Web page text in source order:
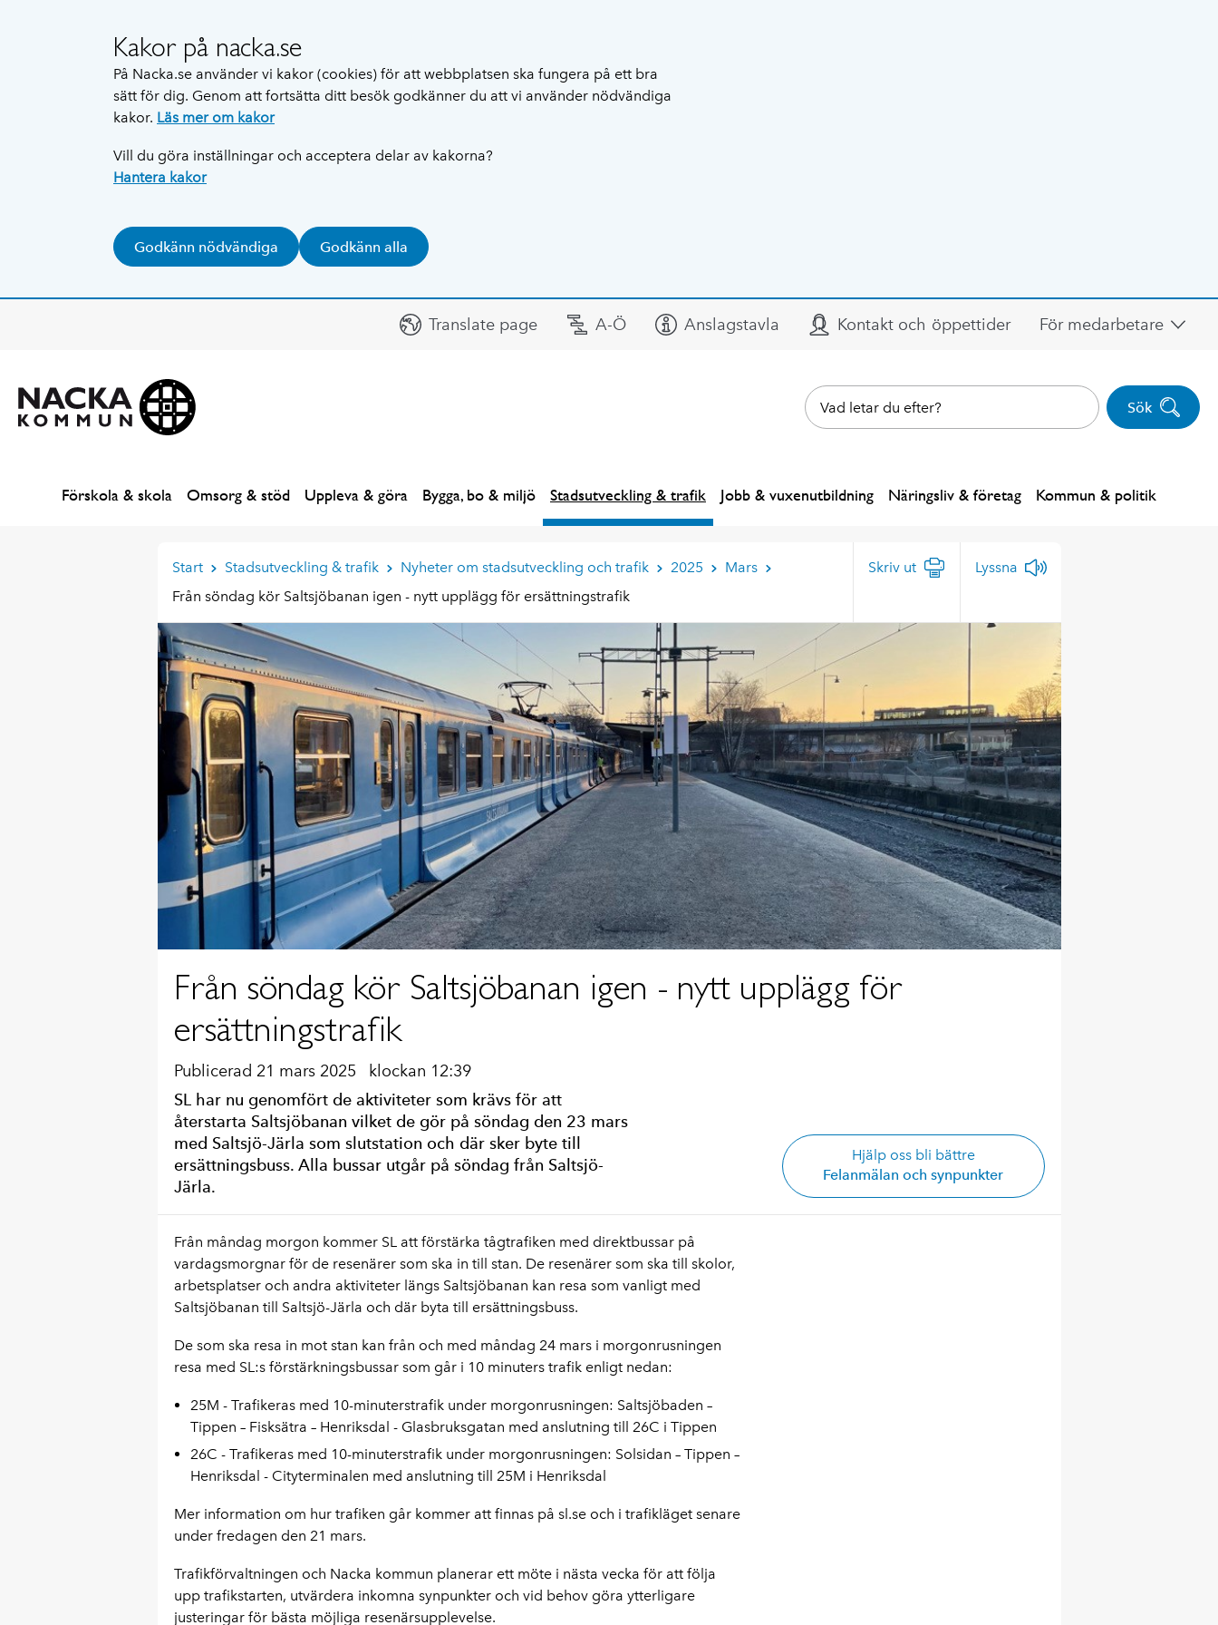
Kakor på nacka.se
På Nacka.se använder vi kakor (cookies) för att webbplatsen ska fungera på ett bra
sätt för dig. Genom att fortsätta ditt besök godkänner du att vi använder nödvändiga
kakor. Läs mer om kakor
Vill du göra inställningar och acceptera delar av kakorna?
Hantera kakor
Godkänn nödvändiga Godkänn alla
Translate page A-Ö Anslagstavla Kontakt och öppettider För medarbetare
Sök
Förskola & skola Omsorg & stöd Uppleva & göra Bygga, bo & miljö Stadsutveckling & trafik Jobb & vuxenutbildning Näringsliv & företag Kommun & politik
Start Stadsutveckling & trafik Nyheter om stadsutveckling och trafik 2025
Mars
Från söndag kör Saltsjöbanan igen - nytt upplägg för ersättningstrafik
Skriv ut Lyssna
Från söndag kör Saltsjöbanan igen - nytt upplägg för
ersättningstrafik
Publicerad 21 mars 2025 klockan 12:39
SL har nu genomfört de aktiviteter som krävs för att
återstarta Saltsjöbanan vilket de gör på söndag den 23 mars
med Saltsjö-Järla som slutstation och där sker byte till
ersättningsbuss. Alla bussar utgår på söndag från Saltsjö-
Järla.
Hjälp oss bli bättre
Felanmälan och synpunkter
Från måndag morgon kommer SL att förstärka tågtrafiken med direktbussar på
vardagsmorgnar för de resenärer som ska in till stan. De resenärer som ska till skolor,
arbetsplatser och andra aktiviteter längs Saltsjöbanan kan resa som vanligt med
Saltsjöbanan till Saltsjö-Järla och där byta till ersättningsbuss.
De som ska resa in mot stan kan från och med måndag 24 mars i morgonrusningen
resa med SL:s förstärkningsbussar som går i 10 minuters trafik enligt nedan:
25M - Trafikeras med 10-minuterstrafik under morgonrusningen: Saltsjöbaden –
Tippen – Fisksätra – Henriksdal - Glasbruksgatan med anslutning till 26C i Tippen
26C - Trafikeras med 10-minuterstrafik under morgonrusningen: Solsidan – Tippen –
Henriksdal - Cityterminalen med anslutning till 25M i Henriksdal
Mer information om hur trafiken går kommer att finnas på sl.se och i trafikläget senare
under fredagen den 21 mars.
Trafikförvaltningen och Nacka kommun planerar ett möte i nästa vecka för att följa
upp trafikstarten, utvärdera inkomna synpunkter och vid behov göra ytterligare
justeringar för bästa möjliga resenärsupplevelse.